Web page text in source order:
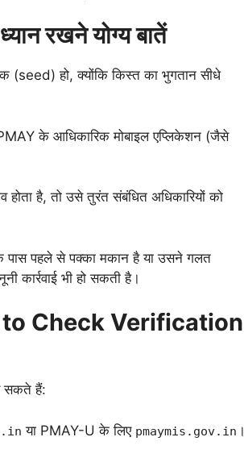
रखने योग्य बातें
हो, क्योंकि किस्त का भुगतान सीधे
के आधिकारिक मोबाइल एप्लिकेशन (जैसे
है, तो उसे तुरंत संबंधित अधिकारियों को
के पास पहले से पक्का मकान है या उसने गलत
कार्रवाई भी हो सकती है।
to Check Verification
सकते हैं:
या PMAY-U के लिए pmaymis.gov.in ।